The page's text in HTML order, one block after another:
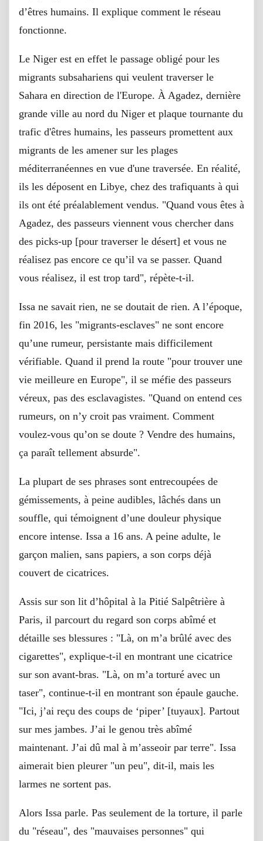
d’êtres humains. Il explique comment le réseau
fonctionne.
Le Niger est en effet le passage obligé pour les
migrants subsahariens qui veulent traverser le
Sahara en direction de l'Europe. À Agadez, dernière
grande ville au nord du Niger et plaque tournante du
trafic d'êtres humains, les passeurs promettent aux
migrants de les amener sur les plages
méditerranéennes en vue d'une traversée. En réalité,
ils les déposent en Libye, chez des trafiquants à qui
ils ont été préalablement vendus. "Quand vous êtes à
Agadez, des passeurs viennent vous chercher dans
des picks-up [pour traverser le désert] et vous ne
réalisez pas encore ce qu’il va se passer. Quand
vous réalisez, il est trop tard", répète-t-il.
Issa ne savait rien, ne se doutait de rien. A l’époque,
fin 2016, les "migrants-esclaves" ne sont encore
qu’une rumeur, persistante mais difficilement
vérifiable. Quand il prend la route "pour trouver une
vie meilleure en Europe", il se méfie des passeurs
véreux, pas des esclavagistes. "Quand on entend ces
rumeurs, on n’y croit pas vraiment. Comment
voulez-vous qu’on se doute ? Vendre des humains,
ça paraît tellement absurde".
La plupart de ses phrases sont entrecoupées de
gémissements, à peine audibles, lâchés dans un
souffle, qui témoignent d’une douleur physique
encore intense. Issa a 16 ans. A peine adulte, le
garçon malien, sans papiers, a son corps déjà
couvert de cicatrices.
Assis sur son lit d’hôpital à la Pitié Salpêtrière à
Paris, il parcourt du regard son corps abîmé et
détaille ses blessures : "Là, on m’a brûlé avec des
cigarettes", explique-t-il en montrant une cicatrice
sur son avant-bras. "Là, on m’a torturé avec un
taser", continue-t-il en montrant son épaule gauche.
"Ici, j’ai reçu des coups de ‘piper’ [tuyaux]. Partout
sur mes jambes. J’ai le genou très abîmé
maintenant. J’ai dû mal à m’asseoir par terre". Issa
aimerait bien pleurer "un peu", dit-il, mais les
larmes ne sortent pas.
Alors Issa parle. Pas seulement de la torture, il parle
du "réseau", des "mauvaises personnes" qui